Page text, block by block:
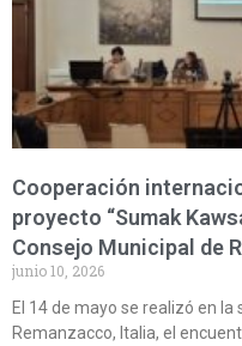
Cooperación
proyecto “Sumak
Consejo Municipal de
junio 10, 2026
El 14 de mayo se realizó en
Remanzacco, Italia, el